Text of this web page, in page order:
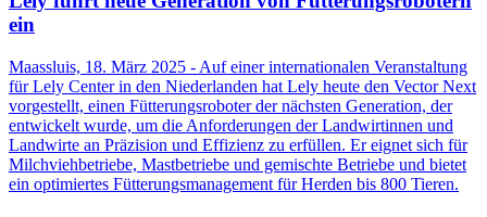
ein
Maassluis, 18. März 2025 - Auf einer internationalen Veranstaltung
für Lely Center in den Niederlanden hat Lely heute den Vector Next
vorgestellt, einen Fütterungsroboter der nächsten Generation, der
entwickelt wurde, um die Anforderungen der Landwirtinnen und
Landwirte an Präzision und Effizienz zu erfüllen. Er eignet sich für
Milchviehbetriebe, Mastbetriebe und gemischte Betriebe und bietet
ein optimiertes Fütterungsmanagement für Herden bis 800 Tieren.